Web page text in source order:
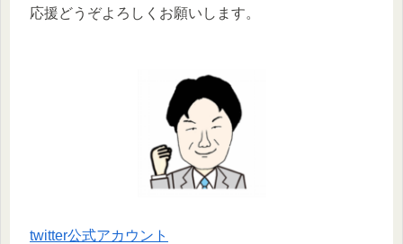
応援どうぞよろしくお願いします。
twitter公式アカウント